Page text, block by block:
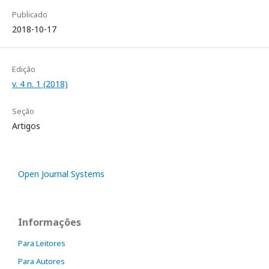
Publicado
2018-10-17
Edição
v. 4 n. 1 (2018)
Seção
Artigos
Open Journal Systems
Informações
Para Leitores
Para Autores